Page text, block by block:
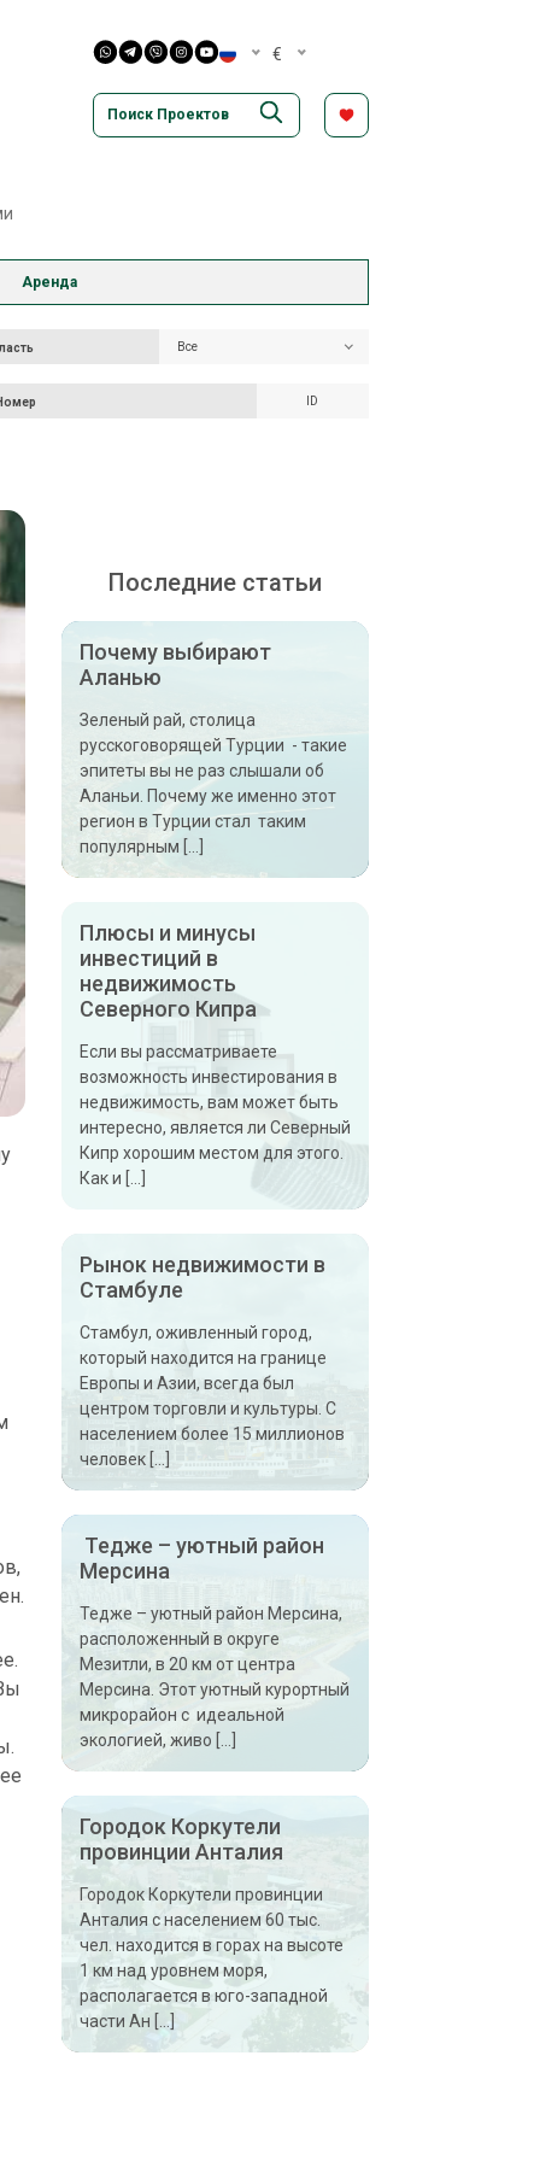
€
Аренда
Все
Все
Последние статьи
Почему выбирают
Аланью
Зеленый рай, столица
русскоговорящей Турции - такие
эпитеты вы не раз слышали об
Аланьи. Почему же именно этот
регион в Турции стал таким
популярным […]
Плюсы и минусы
инвестиций в
недвижимость
Северного Кипра
Если вы рассматриваете
возможность инвестирования в
недвижимость, вам может быть
интересно, является ли Северный
Кипр хорошим местом для этого.
Как и […]
Рынок недвижимости в
Стамбуле
Стамбул, оживленный город,
который находится на границе
Европы и Азии, всегда был
центром торговли и культуры. С
населением более 15 миллионов
человек […]
Тедже – уютный район
Мерсина
Тедже – уютный район Мерсина,
расположенный в округе
Мезитли, в 20 км от центра
Мерсина. Этот уютный курортный
микрорайон с идеальной
экологией, живо […]
Городок Коркутели
провинции Анталия
Городок Коркутели провинции
Анталия с населением 60 тыс.
чел. находится в горах на высоте
1 км над уровнем моря,
располагается в юго-западной
части Ан […]